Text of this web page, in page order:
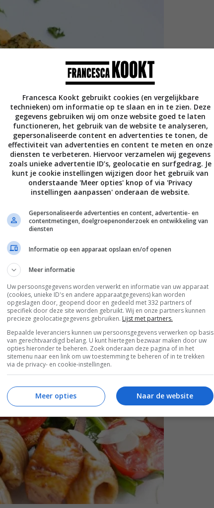
Dezezomerse pasta met honingkip en
Francesca Kookt gebruikt cookies (en vergelijkbare
technieken) om informatie op te slaan en in te zien. Deze
gegevens gebruiken wij om onze website goed te laten
functioneren, het gebruik van de website te analyseren,
gepersonaliseerde content en advertenties te tonen, de
effectiviteit van advertenties en content te meten en onze
diensten te verbeteren. Hiervoor verzamelen wij gegevens
zoals unieke advertentie ID’s, geolocatie en surfgedrag. Je
kunt je cookie instellingen wijzigen door het gebruik van
onderstaande 'Meer opties' knop of via 'Privacy
instellingen aanpassen' onderaan de website.
Gepersonaliseerde advertenties en content, advertentie- en
contentmetingen, doelgroepenonderzoek en ontwikkeling van
diensten
Informatie op een apparaat opslaan en/of openen
Meer informatie
Uw persoonsgegevens worden verwerkt en informatie van uw apparaat
(cookies, unieke ID's en andere apparaatgegevens) kan worden
opgeslagen door, geopend door en gedeeld met 332 partners of
specifiek door deze site worden gebruikt. Wij en onze partners kunnen
precieze geolocatiegegevens gebruiken. Lijst met partners.
Bepaalde leveranciers kunnen uw persoonsgegevens verwerken op basis
van gerechtvaardigd belang. U kunt hiertegen bezwaar maken door uw
opties hieronder te beheren. Zoek onderaan deze pagina of in het
sitemenu naar een link om uw toestemming te beheren of in te trekken
via de privacy- en cookie-instellingen.
Naar de website
Meer opties